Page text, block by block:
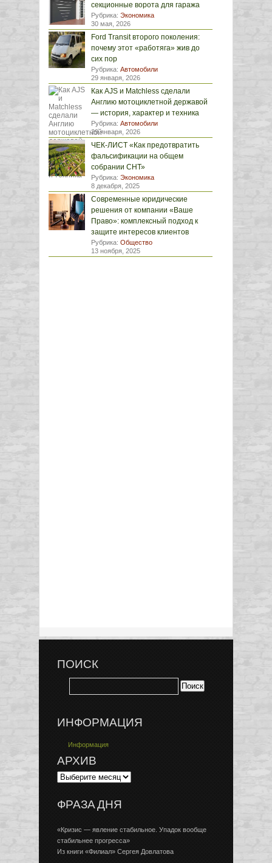
секционные ворота для гаража
Рубрика: Экономика
30 мая, 2026
Ford Transit второго поколения:
почему этот «работяга» жив до
сих пор
Рубрика: Автомобили
29 января, 2026
Как AJS и Matchless сделали
Англию мотоциклетной державой
— история, характер и техника
Рубрика: Автомобили
29 января, 2026
ЧЕК-ЛИСТ «Как предотвратить
фальсификации на общем
собрании СНТ»
Рубрика: Экономика
8 декабря, 2025
Современные юридические
решения от компании «Ваше
Право»: комплексный подход к
защите интересов клиентов
Рубрика: Общество
13 ноября, 2025
ПОИСК
ИНФОРМАЦИЯ
Информация
АРХИВ
ФРАЗА ДНЯ
«Кризис — явление стабильное. Упадок вообще
стабильнее прогресса»
Из книги «Филиал» Сергея Довлатова